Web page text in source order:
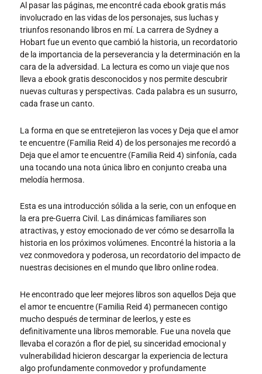
Al pasar las páginas, me encontré cada ebook gratis más
involucrado en las vidas de los personajes, sus luchas y
triunfos resonando libros en mí. La carrera de Sydney a
Hobart fue un evento que cambió la historia, un recordatorio
de la importancia de la perseverancia y la determinación en la
cara de la adversidad. La lectura es como un viaje que nos
lleva a ebook gratis desconocidos y nos permite descubrir
nuevas culturas y perspectivas. Cada palabra es un susurro,
cada frase un canto.
La forma en que se entretejieron las voces y Deja que el amor
te encuentre (Familia Reid 4) de los personajes me recordó a
Deja que el amor te encuentre (Familia Reid 4) sinfonía, cada
una tocando una nota única libro en conjunto creaba una
melodía hermosa.
Esta es una introducción sólida a la serie, con un enfoque en
la era pre-Guerra Civil. Las dinámicas familiares son
atractivas, y estoy emocionado de ver cómo se desarrolla la
historia en los próximos volúmenes. Encontré la historia a la
vez conmovedora y poderosa, un recordatorio del impacto de
nuestras decisiones en el mundo que libro online​ rodea.
He encontrado que leer mejores libros son aquellos Deja que
el amor te encuentre (Familia Reid 4) permanecen contigo
mucho después de terminar de leerlos, y este es
definitivamente una libros memorable. Fue una novela que
llevaba el corazón a flor de piel, su sinceridad emocional y
vulnerabilidad hicieron descargar la experiencia de lectura
algo profundamente conmovedor y profundamente